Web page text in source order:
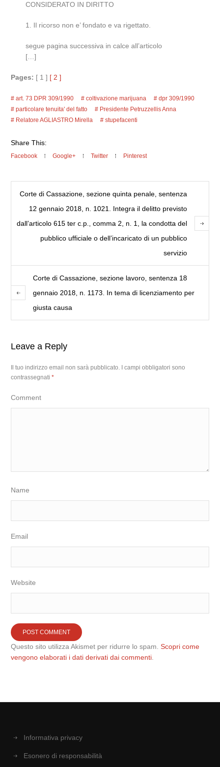
CONSIDERATO IN DIRITTO
1. Il ricorso non e’ fondato e va rigettato.
segue pagina successiva in calce all’articolo
[…]
Pages: [ 1 ] [ 2 ]
art. 73 DPR 309/1990 coltivazione marijuana
dpr 309/1990
particolare tenuita' del fatto
Presidente Petruzzellis Anna
Relatore AGLIASTRO Mirella
stupefacenti
Share This:
Facebook Google+ Twitter Pinterest
Corte di Cassazione, sezione quinta penale, sentenza
12 gennaio 2018, n. 1021. Integra il delitto previsto
dall’articolo 615 ter c.p., comma 2, n. 1, la condotta del
pubblico ufficiale o dell’incaricato di un pubblico
servizio
Corte di Cassazione, sezione lavoro, sentenza 18
gennaio 2018, n. 1173. In tema di licenziamento per
giusta causa
Leave a Reply
Il tuo indirizzo email non sarà pubblicato.
I campi obbligatori sono
contrassegnati*
Comment
Name
Email
Website
Questo sito utilizza Akismet per ridurre lo spam.Scopri come
vengono elaborati i dati derivati dai commenti
Informativa privacy
Esonero di responsabilità